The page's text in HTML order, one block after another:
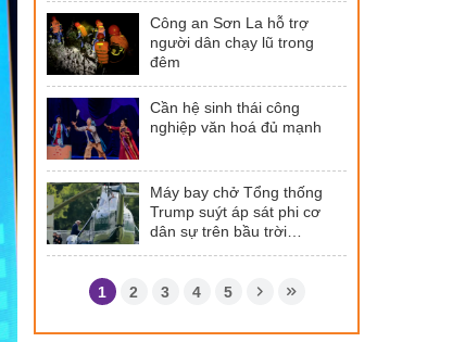
Công an Sơn La hỗ trợ
người dân chạy lũ trong
đêm
Cần hệ sinh thái công
nghiệp văn hoá đủ mạnh
Máy bay chở Tổng thống
Trump suýt áp sát phi cơ
dân sự trên bầu trời
1 2 3 4 5